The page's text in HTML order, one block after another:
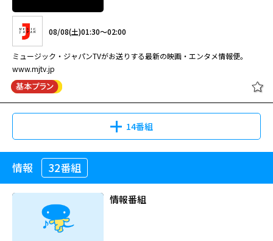
08/08(土)01:30～02:00
ミュージック・ジャパンTVがお送りする最新の映画・エンタメ情報便。
www.mjtv.jp
14番組
情報 32番組
情報番組